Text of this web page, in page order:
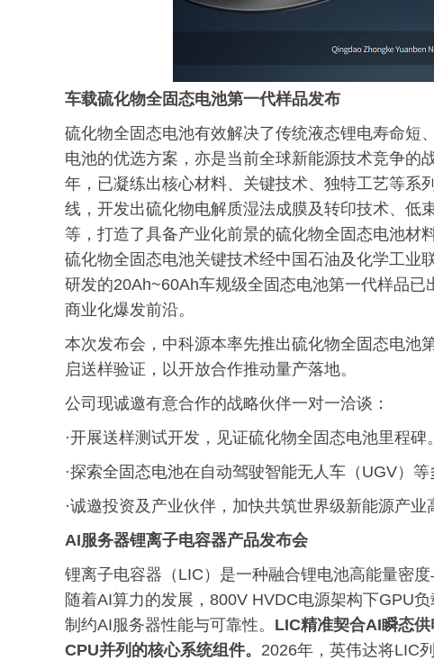
车载硫化物全固态电池第一代样品发布
硫化物全固态电池有效解决了传统液态锂电寿命短
电池的优选方案，亦是当前全球新能源技术竞争的
年，已凝练出核心材料、关键技术、独特工艺等系
线，开发出硫化物电解质湿法成膜及转印技术、低
等，打造了具备产业化前景的硫化物全固态电池材
硫化物全固态电池关键技术经中国石油及化学工业
研发的20Ah~60Ah车规级全固态电池第一代样品
商业化爆发前沿。
本次发布会，中科源本率先推出硫化物全固态电池
启送样验证，以开放合作推动量产落地。
公司现诚邀有意合作的战略伙伴一对一洽谈：
·开展送样测试开发，见证硫化物全固态电池里程碑。
·探索全固态电池在自动驾驶智能无人车（UGV）
·诚邀投资及产业伙伴，加快共筑世界级新能源产业
AI服务器锂离子电容器产品发布会
锂离子电容器（LIC）是一种融合锂电池高能量密
随着AI算力的发展，800V HVDC电源架构下GPU
制约AI服务器性能与可靠性。 LIC精准契合AI瞬态供
CPU并列的核心系统组件。 2026年，英伟达将LIC